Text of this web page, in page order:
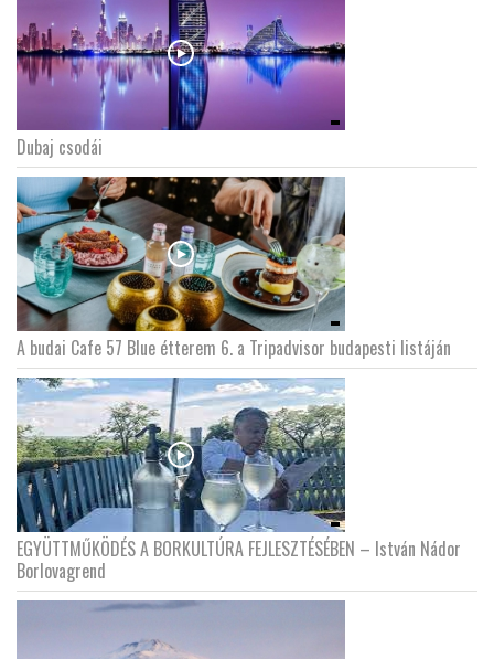
Dubaj csodái
A budai Cafe 57 Blue étterem 6. a Tripadvisor budapesti listáján
EGYÜTTMŰKÖDÉS A BORKULTÚRA FEJLESZTÉSÉBEN – István Nádor
Borlovagrend